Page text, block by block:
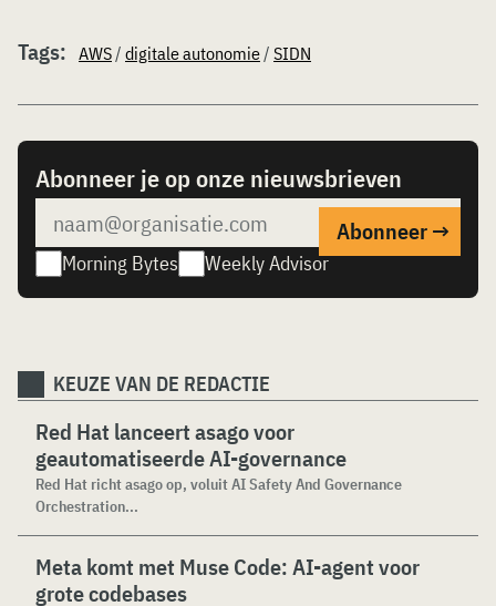
Tags: AWS/ digitale autonomie/ SIDN
Abonneer je op onze nieuwsbrieven
Morning Bytes Weekly Advisor
KEUZE VAN DE REDACTIE
Red Hat lanceert asago voor
geautomatiseerde AI-governance
Red Hat richt asago op, voluit AI Safety And Governance
Orchestration...
Meta komt met Muse Code: AI-agent voor
grote codebases